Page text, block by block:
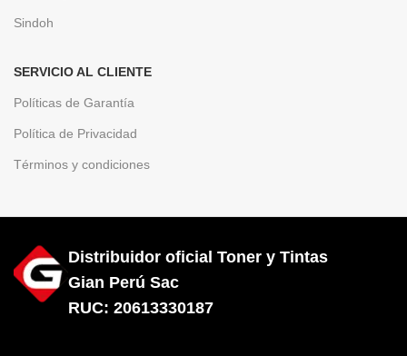
Sindoh
SERVICIO AL CLIENTE
Políticas de Garantía
Política de Privacidad
Términos y condiciones
Distribuidor oficial Toner y Tintas
Gian Perú Sac
RUC: 20613330187